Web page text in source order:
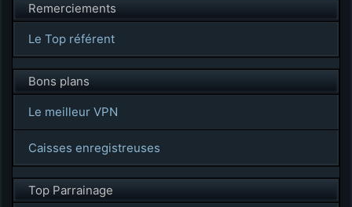
Remerciements
Le Top référent
Bons plans
Le meilleur VPN
Caisses enregistreuses
Top Parrainage